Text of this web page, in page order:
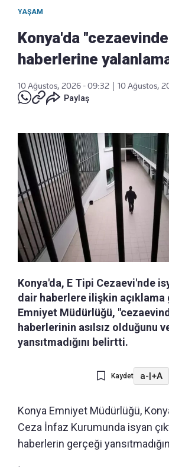
YAŞAM
Konya'da
haberlerine
10 Ağustos, 2026 - 09:32
10 Ağustos,
Paylaş
Konya'da, E Tipi Cezaevi'nde
dair haberlere ilişkin açıklama
Emniyet Müdürlüğü,
haberlerinin asılsız olduğunu
yansıtmadığını belirtti.
Kaydet a-|+A
Konya Emniyet Müdürlüğü,
Ceza İnfaz Kurumunda isyan
haberlerin gerçeği